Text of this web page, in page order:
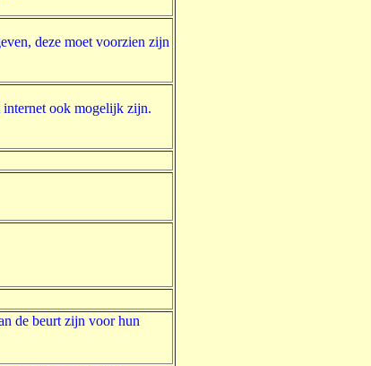
deze moet voorzien zijn
ook mogelijk zijn.
de beurt zijn voor hun